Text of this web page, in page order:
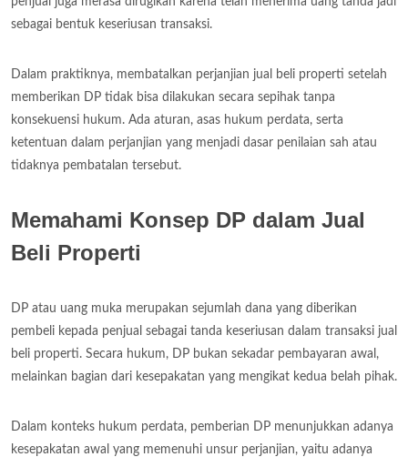
sebagai bentuk keseriusan transaksi.
Dalam praktiknya, membatalkan perjanjian jual beli properti setelah
memberikan DP tidak bisa dilakukan secara sepihak tanpa
konsekuensi hukum. Ada aturan, asas hukum perdata, serta
ketentuan dalam perjanjian yang menjadi dasar penilaian sah atau
tidaknya pembatalan tersebut.
Memahami Konsep DP dalam Jual
Beli Properti
DP atau uang muka merupakan sejumlah dana yang diberikan
pembeli kepada penjual sebagai tanda keseriusan dalam transaksi jual
beli properti. Secara hukum, DP bukan sekadar pembayaran awal,
melainkan bagian dari kesepakatan yang mengikat kedua belah pihak.
Dalam konteks hukum perdata, pemberian DP menunjukkan adanya
kesepakatan awal yang memenuhi unsur perjanjian, yaitu adanya